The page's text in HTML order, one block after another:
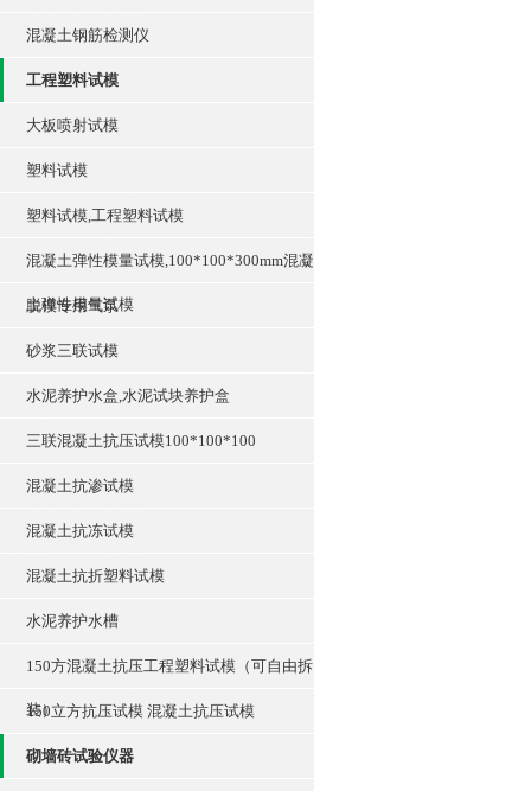
混凝土钢筋检测仪
工程塑料试模
大板喷射试模
塑料试模
塑料试模,工程塑料试模
混凝土弹性模量试模,100*100*300mm混凝
土弹性模量试模
脱模专用气泵
砂浆三联试模
水泥养护水盒,水泥试块养护盒
三联混凝土抗压试模100*100*100
混凝土抗渗试模
混凝土抗冻试模
混凝土抗折塑料试模
水泥养护水槽
150方混凝土抗压工程塑料试模（可自由拆
装）
150立方抗压试模 混凝土抗压试模
砌墙砖试验仪器